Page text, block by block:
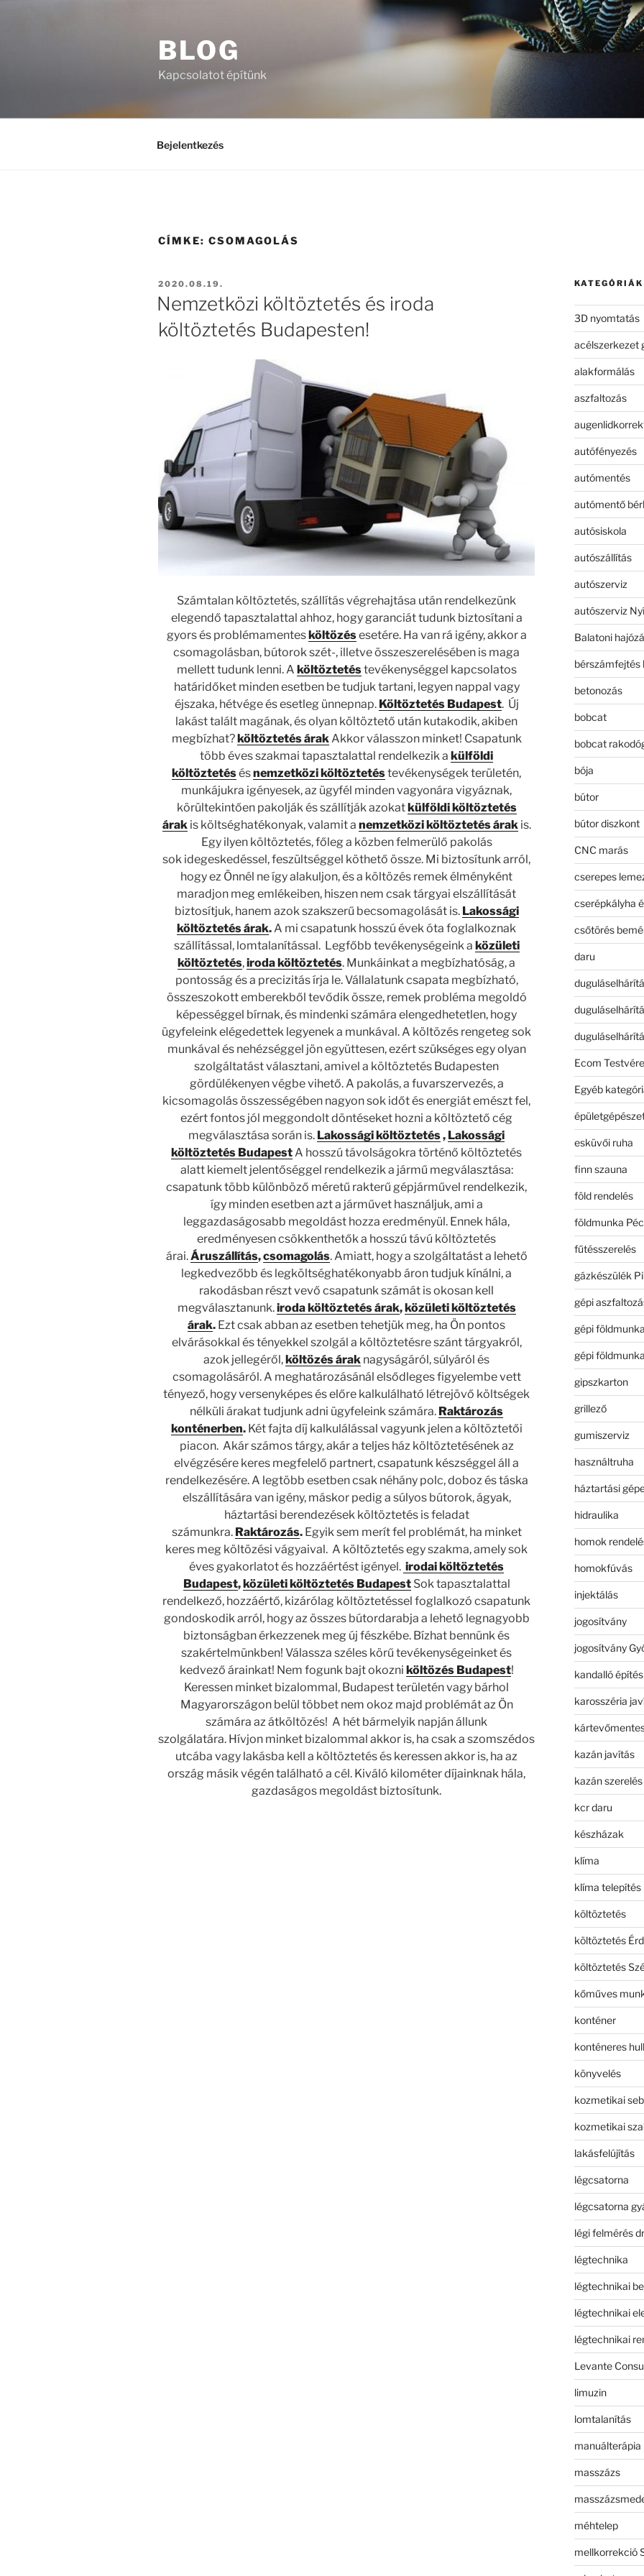
BLOG
Kapcsolatot építünk
Bejelentkezés
CÍMKE: CSOMAGOLÁS
BEKÜLDVE:
2020.08.19.
Nemzetközi költöztetés és iroda
költöztetés Budapesten!
Számtalan költöztetés, szállítás végrehajtása után rendelkezünk
elegendő tapasztalattal ahhoz, hogy garanciát tudunk biztosítani a
gyors és problémamentes költözésesetére. Ha van rá igény, akkor a
csomagolásban, bútorok szét-, illetve összeszerelésében is maga
mellett tudunk lenni. A költöztetéstevékenységgel kapcsolatos
határidőket minden esetben be tudjuk tartani, legyen nappal vagy
éjszaka, hétvége és esetleg ünnepnap. Költöztetés Budapest. Új
lakást talált magának, és olyan költöztető után kutakodik, akiben
megbízhat? költöztetés árakAkkor válasszon minket! Csapatunk
több éves szakmai tapasztalattal rendelkezik a külföldi
költöztetésésnemzetközi költöztetéstevékenységek területén,
munkájukra igényesek, az ügyfél minden vagyonára vigyáznak,
körültekintően pakolják és szállítják azokat külföldi költöztetés
árakis költséghatékonyak, valamit a nemzetközi költöztetés árakis.
Egy ilyen költöztetés, főleg a közben felmerülő pakolás
sok idegeskedéssel, feszültséggel köthető össze. Mi biztosítunk arról,
hogy ez Önnél ne így alakuljon, és a költözés remek élményként
maradjon meg emlékeiben, hiszen nem csak tárgyai elszállítását
biztosítjuk, hanem azok szakszerű becsomagolását is. Lakossági
költöztetés árak.A mi csapatunk hosszú évek óta foglalkoznak
szállítással, lomtalanítással. Legfőbb tevékenységeink a közületi
költöztetés,iroda költöztetés. Munkáinkat a megbízhatóság, a
pontosság és a precizitás írja le. Vállalatunk csapata megbízható,
összeszokott emberekből tevődik össze, remek probléma megoldó
képességgel bírnak, és mindenki számára elengedhetetlen, hogy
ügyfeleink elégedettek legyenek a munkával. A költözés rengeteg sok
munkával és nehézséggel jön együttesen, ezért szükséges egy olyan
szolgáltatást választani, amivel a költöztetés Budapesten
gördülékenyen végbe vihető. A pakolás, a fuvarszervezés, a
kicsomagolás összességében nagyon sok időt és energiát emészt fel,
ezért fontos jól meggondolt döntéseket hozni a költöztető cég
megválasztása során is. Lakossági költöztetés, Lakossági
költöztetés BudapestA hosszú távolságokra történő költöztetés
alatt kiemelt jelentőséggel rendelkezik a jármű megválasztása:
csapatunk több különböző méretű rakterű gépjárművel rendelkezik,
így minden esetben azt a járművet használjuk, ami a
leggazdaságosabb megoldást hozza eredményül. Ennek hála,
eredményesen csökkenthetők a hosszú távú költöztetés
árai.Áruszállítás,csomagolás. Amiatt, hogy a szolgáltatást a lehető
legkedvezőbb és legköltséghatékonyabb áron tudjuk kínálni, a
rakodásban részt vevő csapatunk számát is okosan kell
megválasztanunk.iroda költöztetés árak, közületi költöztetés
árak. Ezt csak abban az esetben tehetjük meg, ha Ön pontos
elvárásokkal és tényekkel szolgál a költöztetésre szánt tárgyakról,
azok jellegéről, költözés árak nagyságáról, súlyáról és
csomagolásáról. A meghatározásánál elsődleges figyelembe vett
tényező, hogy versenyképes és előre kalkulálható létrejövő költségek
nélküli árakat tudjunk adni ügyfeleink számára. Raktározás
konténerben. Két fajta díj kalkulálással vagyunk jelen a költöztetői
piacon. Akár számos tárgy, akár a teljes ház költöztetésének az
elvégzésére keres megfelelő partnert, csapatunk készséggel áll a
rendelkezésére.A legtöbb esetben csak néhány polc, doboz és táska
elszállítására van igény, máskor pedig a súlyos bútorok, ágyak,
háztartási berendezések költöztetés is feladat
számunkra. Raktározás.Egyik sem merít fel problémát, ha minket
keres meg költözési vágyaival. A költöztetés egy szakma, amely sok
éves gyakorlatot és hozzáértést igényel. irodai költöztetés
Budapest, közületi költöztetés BudapestSok tapasztalattal
rendelkező, hozzáértő, kizárólag költöztetéssel foglalkozó csapatunk
gondoskodik arról, hogy az összes bútordarabja a lehető legnagyobb
biztonságban érkezzenek meg új fészkébe. Bízhat bennünk és
szakértelmünkben! Válassza széles körű tevékenységeinket és
kedvező árainkat! Nem fogunk bajt okozni költözés Budapest!
Keressen minket bizalommal, Budapest területén vagy bárhol
Magyarországon belül többet nem okoz majd problémát az Ön
számára az átköltözés! A hét bármelyik napján állunk
szolgálatára. Hívjon minket bizalommal akkor is, ha csak a szomszédos
utcába vagy lakásba kell a költöztetés és keressen akkor is, ha az
ország másik végén található a cél. Kiváló kilométer díjainknak hála,
gazdaságos megoldást biztosítunk.
KATEGÓRIÁK
3D nyomtatás
acélszerkezet
alakformálás
aszfaltozás
autófényezés
autómentés
autómentő
autósiskola
autószállítás
autószerviz
autószerviz
Balatoni
bérszámfejtés
betonozás
bobcat
bobcat
bója
bútor
bútor diszkont
CNC marás
cserepes
cserépkályha
csőtörés
daru
Ecom
Egyéb
esküvői ruha
finn szauna
föld rendelés
földmunka
fűtésszerelés
gázkészülék
gépi
gépi földmunka
gépi
gipszkarton
grillező
gumiszerviz
használtruha
háztartási
hidraulika
homok
homokfúvás
injektálás
jogosítvány
jogosítvány
kandalló építés
karosszéria
kazán javítás
kazán szerelés
kcr daru
készházak
klíma
klíma telepítés
költöztetés
költöztetés Érd
költöztetés
kőműves
konténer
konténeres
könyvelés
kozmetikai
kozmetikai
lakásfelújítás
légcsatorna
légcsatorna
légi felmérés
légtechnika
légtechnikai
légtechnikai
légtechnikai
Levante
limuzin
lomtalanítás
manuálterápia
masszázs
méhtelep
mellkorrekció